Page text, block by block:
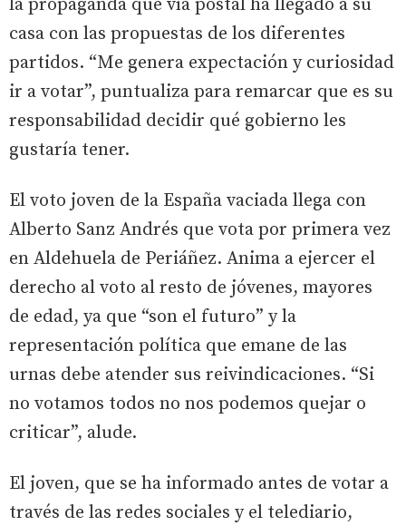
la propaganda que vía postal ha llegado a su
casa con las propuestas de los diferentes
partidos. “Me genera expectación y curiosidad
ir a votar”, puntualiza para remarcar que es su
responsabilidad decidir qué gobierno les
gustaría tener.
El voto joven de la España vaciada llega con
Alberto Sanz Andrés que vota por primera vez
en Aldehuela de Periáñez. Anima a ejercer el
derecho al voto al resto de jóvenes, mayores
de edad, ya que “son el futuro” y la
representación política que emane de las
urnas debe atender sus reivindicaciones. “Si
no votamos todos no nos podemos quejar o
criticar”, alude.
El joven, que se ha informado antes de votar a
través de las redes sociales y el telediario,